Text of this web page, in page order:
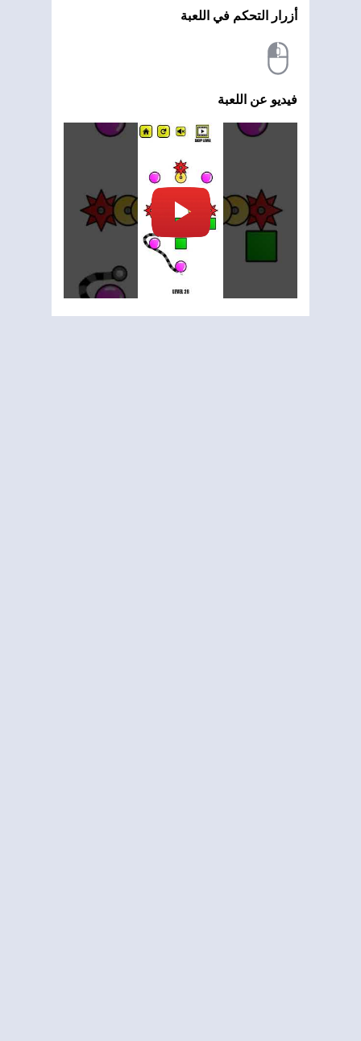
أزرار التحكم في اللعبة
فيديو عن اللعبة